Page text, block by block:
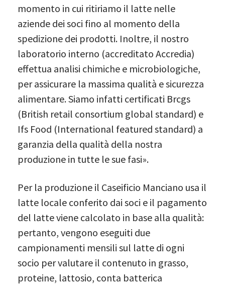
momento in cui ritiriamo il latte nelle
aziende dei soci fino al momento della
spedizione dei prodotti. Inoltre, il nostro
laboratorio interno (accreditato Accredia)
effettua analisi chimiche e microbiologiche,
per assicurare la massima qualità e sicurezza
alimentare. Siamo infatti certificati Brcgs
(British retail consortium global standard) e
Ifs Food (International featured standard) a
garanzia della qualità della nostra
produzione in tutte le sue fasi».
Per la produzione il Caseificio Manciano usa il
latte locale conferito dai soci e il pagamento
del latte viene calcolato in base alla qualità:
pertanto, vengono eseguiti due
campionamenti mensili sul latte di ogni
socio per valutare il contenuto in grasso,
proteine, lattosio, conta batterica